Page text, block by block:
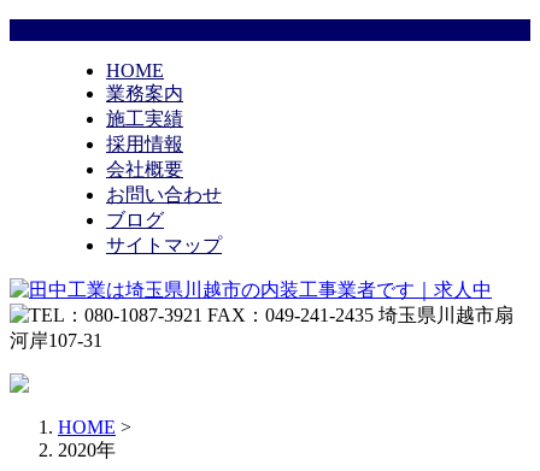
HOME
業務案内
施工実績
採用情報
会社概要
お問い合わせ
ブログ
サイトマップ
HOME >
2020年